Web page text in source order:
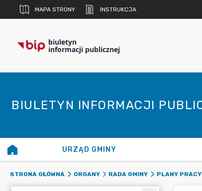
MAPA STRONY INSTRUKCJA
biuletyn
informacji publicznej
BIULETYN INFORMACJI
URZĄD GMINY
STRONA GŁÓWNA ORGANY RADA GMINY PLANY